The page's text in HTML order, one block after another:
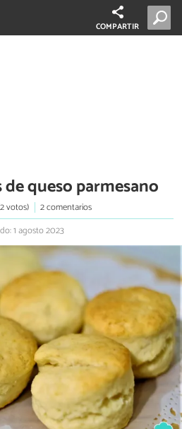
COMPARTIR
de queso parmesano
votos)
2 comentarios
1 agosto 2023